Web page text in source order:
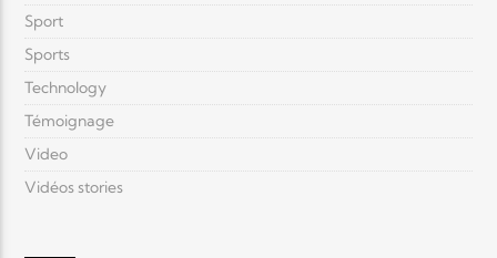
Sport
Sports
Technology
Témoignage
Video
Vidéos stories